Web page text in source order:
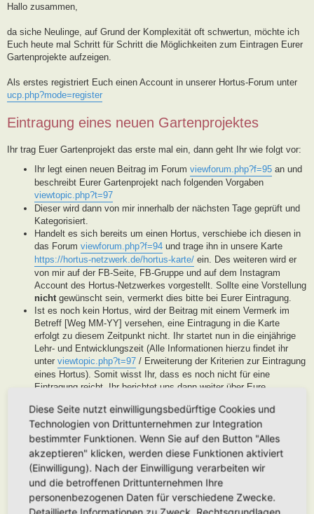
Hallo zusammen,
da siche Neulinge, auf Grund der Komplexität oft schwertun, möchte ich
Euch heute mal Schritt für Schritt die Möglichkeiten zum Eintragen Eurer
Gartenprojekte aufzeigen.
Als erstes registriert Euch einen Account in unserer Hortus-Forum unter
ucp.php?mode=register
Eintragung eines neuen Gartenprojektes
Ihr trag Euer Gartenprojekt das erste mal ein, dann geht Ihr wie folgt vor:
Ihr legt einen neuen Beitrag im Forum viewforum.php?f=95 an und
beschreibt Eurer Gartenprojekt nach folgenden Vorgaben
viewtopic.php?t=97
Dieser wird dann von mir innerhalb der nächsten Tage geprüft und
Kategorisiert.
Handelt es sich bereits um einen Hortus, verschiebe ich diesen in
das Forum viewforum.php?f=94 und trage ihn in unsere Karte
https://hortus-netzwerk.de/hortus-karte/ ein. Des weiteren wird er
von mir auf der FB-Seite, FB-Gruppe und auf dem Instagram
Account des Hortus-Netzwerkes vorgestellt. Sollte eine Vorstellung
nichtgewünscht sein, vermerkt dies bitte bei Eurer Eintragung.
Ist es noch kein Hortus, wird der Beitrag mit einem Vermerk im
Betreff [Weg MM-YY] versehen, eine Eintragung in die Karte
erfolgt zu diesem Zeitpunkt nicht. Ihr startet nun in die einjährige
Lehr- und Entwicklungszeit (Alle Informationen hierzu findet ihr
unter viewtopic.php?t=97 / Erweiterung der Kriterien zur Eintragung
eines Hortus). Somit wisst Ihr, dass es noch nicht für eine
Eintragung reicht, Ihr berichtet uns dann weiter über Eure
der Entwicklung Eures Gartens. Wenn unser Moderatorenteam der
Meinung ist, Euer Garten ist soweit, werden wir diesen als Hortus
eintragen. Eine Überprüfung erfolgt spätestens nach Ablauf des
Lehr- und Entwicklungsjahres. Stellen wir in dieser Zeit keine
Aktivität fest, werden wir die Eintragung archivieren.
Handelt es sich generell um keinen Hortus sondern um ein
Hortanes Habitat (Alle Gartenprojekte, die keinen klassischen
Hortus mit den drei Zonen darstellen, aber in Anlehnung an das
Diese Seite nutzt einwilligungsbedürftige Cookies und
Technologien von Drittunternehmen zur Integration
bestimmter Funktionen. Wenn Sie auf den Button "Alles
akzeptieren" klicken, werden diese Funktionen aktiviert
(Einwilligung). Nach der Einwilligung verarbeiten wir
und die betroffenen Drittunternehmen Ihre
personenbezogenen Daten für verschiedene Zwecke.